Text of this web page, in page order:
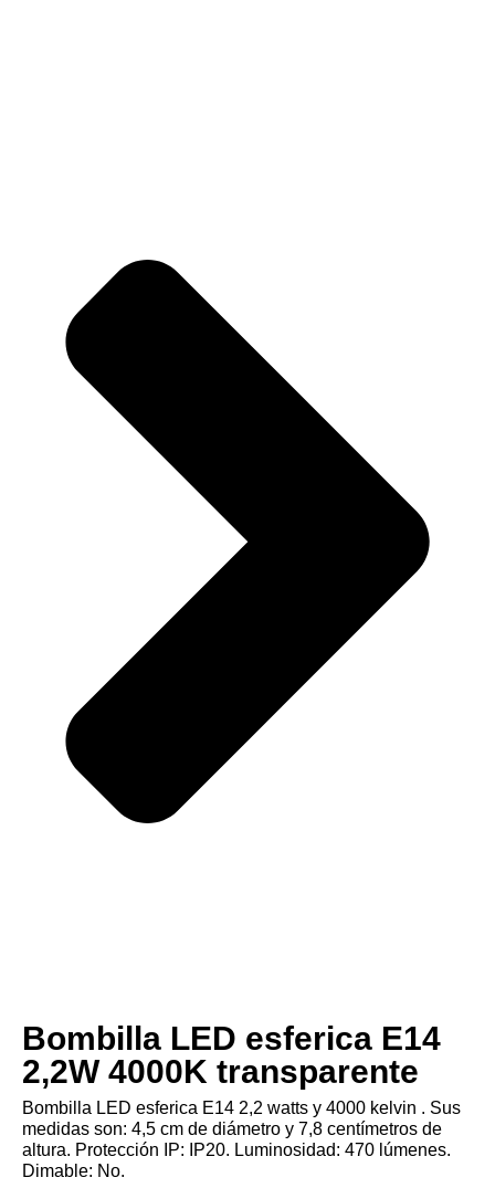
Bombilla LED esferica E14
2,2W 4000K transparente
Bombilla LED esferica E14 2,2 watts y 4000 kelvin . Sus
medidas son: 4,5 cm de diámetro y 7,8 centímetros de
altura. Protección IP: IP20. Luminosidad: 470 lúmenes.
Dimable: No.